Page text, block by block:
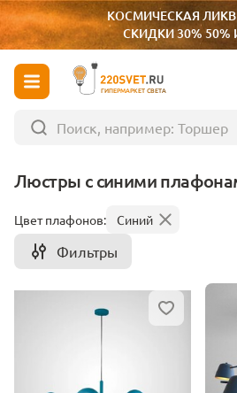
КОСМИЧЕСКАЯ
СКИДКИ 30% 50%
ГИПЕРМАРКЕТ СВЕТА
Люстры с синими
Цвет плафонов: Синий
Фильтры